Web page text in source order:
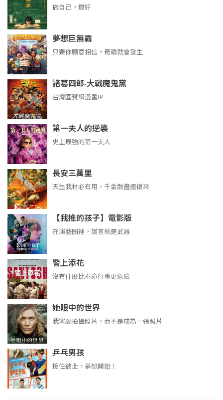
做自己，最好
夢想巨無霸
只要你願意相信，奇蹟就會發生
諸葛四郎-大戰魔鬼黨
台灣國寶級漫畫IP
第一夫人的逆襲
史上最強的第一夫人
長安三萬里
天生我材必有用，千金散盡還復來
【我推的孩子】電影版
在演藝圈裡，謊言就是武器
警上添花
沒有什麼比奉命行事更危險
她眼中的世界
我寧願拍攝照片，而不是成為一張照片
乒乓男孩
接住彼此，夢想開始！